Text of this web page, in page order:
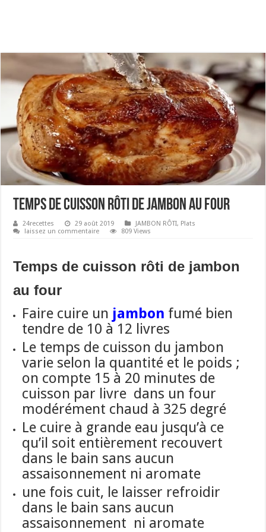
Temps de cuisson rôti de jambon au four
24recettes 29 août 2019 JAMBON RÔTI, Plats
laissez un commentaire
809 Views
Temps de cuisson rôti de jambon
au four
Faire cuire un jambon fumé bien
tendre de 10 à 12 livres
Le temps de cuisson du jambon
varie selon la quantité et le poids ;
on compte 15 à 20 minutes de
cuisson par livre dans un four
modérément chaud à 325 degré
Le cuire à grande eau jusqu’à ce
qu’il soit entièrement recouvert
dans le bain sans aucun
assaisonnement ni aromate
une fois cuit, le laisser refroidir
dans le bain sans aucun
assaisonnement ni aromate